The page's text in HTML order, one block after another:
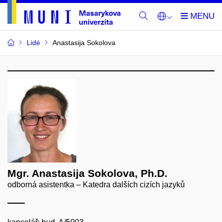
Lidé Anastasija Sokolova
Mgr. Anastasija Sokolova, Ph.D.
odborná asistentka – Katedra dalších cizích jazyků